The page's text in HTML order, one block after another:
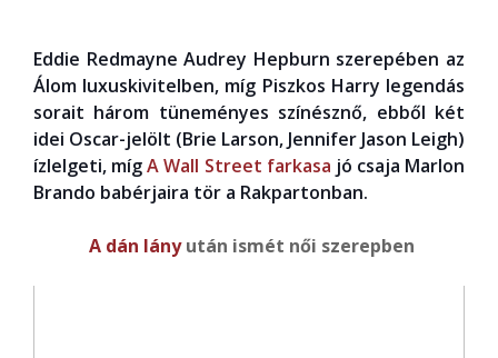
Eddie Redmayne Audrey Hepburn szerepében az
Álom luxuskivitelben, míg Piszkos Harry legendás
sorait három tüneményes színésznő, ebből két
idei Oscar-jelölt (Brie Larson, Jennifer Jason Leigh)
ízlelgeti, mígA Wall Street farkasa jó csaja Marlon
Brando babérjaira tör a Rakpartonban.
A dán lányután ismét női szerepben